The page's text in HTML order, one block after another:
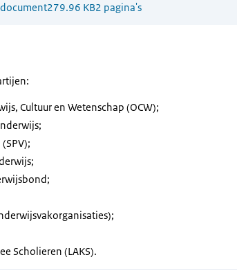
279.96 KB2 pagina's
Cultuur en Wetenschap (OCW);
Scholieren (LAKS).